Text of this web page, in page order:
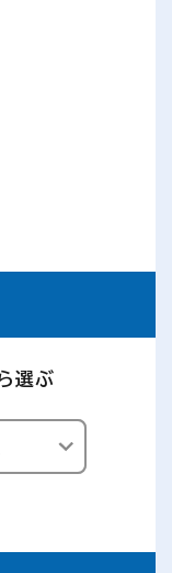
選ぶ